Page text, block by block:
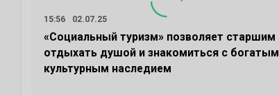
15:56 02.07.25
«Социальный туризм» позволяет старшим
отдыхать душой и знакомиться с богатым
культурным наследием